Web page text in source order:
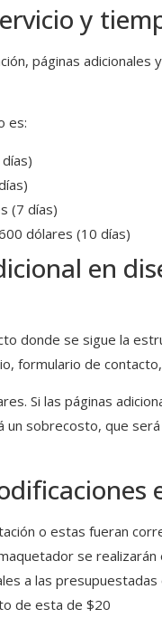
y
páginas adicionales
es:
(7 días)
dólares (10 días)
en
donde se sigue la
formulario de
Si las páginas
un sobrecosto, que
o estas fueran
se
a las
de esta de $20